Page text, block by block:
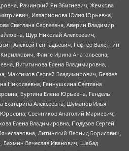
Рачинский Ян Збигневич, Жемкова
Илларионова Юлия Юрьевна,
Светлана Сергеевна, Аверин Владимир
Щур Николай Алексеевич,
Алексей Геннадьевич, Гефтер Валентин
Флиге Ирина Анатольевна,
Вититинова Елена Владимировна,
Максимов Сергей Владимирович, Беляев
Николаевна, Ганнушкина Светлана
Буртина Елена Юрьевна, Гендель
Алексеевна, Шуманов Илья
Свечников Анатолий Мариевич,
Елена Владимировна, Подузов Сергей
Литинский Леонид Борисович,
Бахмин Вячеслав Иванович, Шабад